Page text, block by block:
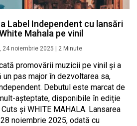
Label Independent cu lansări
Mahala pe vinil
24 noiembrie 2025 2 Minute
promovării muzicii pe vinil și a
un pas major în dezvoltarea sa,
Debutul este marcat de
așteptate, disponibile în ediție
și WHITE MAHALA. Lansarea
noiembrie 2025, odată cu